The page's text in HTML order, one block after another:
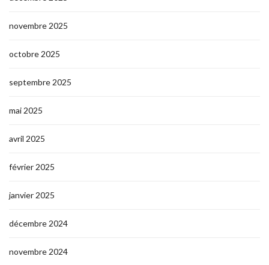
novembre 2025
octobre 2025
septembre 2025
mai 2025
avril 2025
février 2025
janvier 2025
décembre 2024
novembre 2024